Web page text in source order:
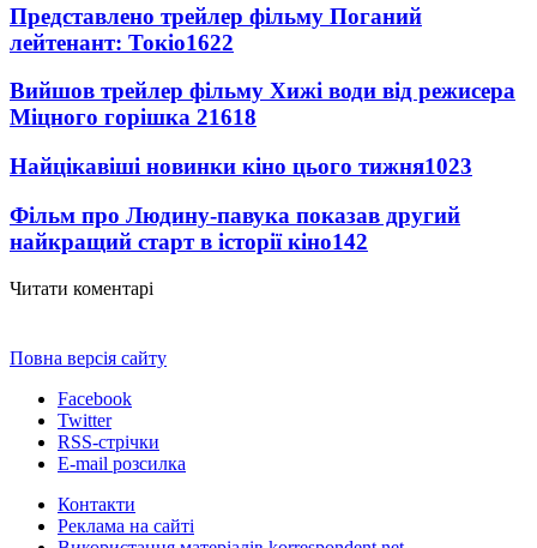
Представлено трейлер фільму Поганий
лейтенант: Токіо1622
Вийшов трейлер фільму Хижі води від режисера
Міцного горішка 21618
Найцікавіші новинки кіно цього тижня1023
Фільм про Людину-павука показав другий
найкращий старт в історії кіно142
Читати коментарі
Повна версія сайту
Facebook
Twitter
RSS-стрічки
E-mail розсилка
Контакти
Реклама на сайті